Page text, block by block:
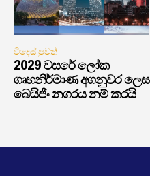
විදෙස් පුවත්
2029 වසරේ ලෝක
ගෘහනිර්මාණ අගනුවර ලෙස
බෙයිජිං නගරය නම් කරයි